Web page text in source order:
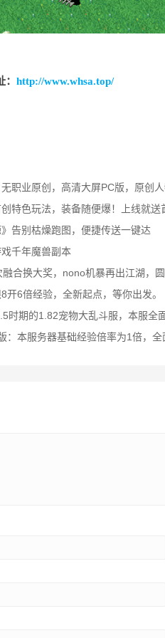
http://www.whsa.top/
无职业原创，高清大屏PC版，原创
创特色玩法，装备随便爆！上线就
告别枯燥跑图，便捷传送一键达
戏千年魔兽副本
融合换大奖，nono机暴再出江湖，圆
8开6倍经验，全新起点，等你出发。
时期的1.82宠物大乱斗服，本服全
：本服务器基础经验倍率为1倍，全